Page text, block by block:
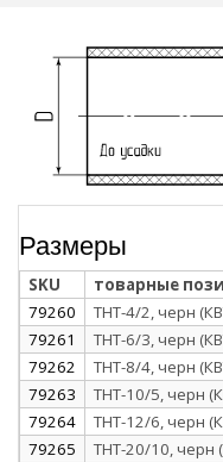
Размеры
SKU товарные
79260
ТНТ-4/2, черн
79261
ТНТ-6/3, черн
79262
ТНТ-8/4, черн
79263
ТНТ-10/5, черн
79264
ТНТ-12/6, черн
79265
ТНТ-20/10, черн